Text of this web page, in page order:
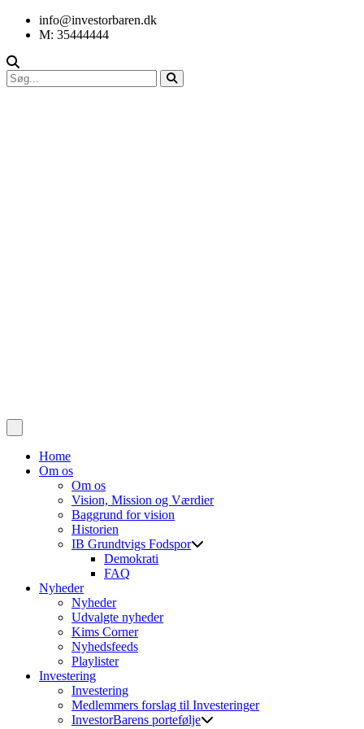
info@investorbaren.dk
M: 35444444
Home
Om os
Om os
Vision, Mission og Værdier
Baggrund for vision
Historien
IB Grundtvigs Fodspor
Demokrati
FAQ
Nyheder
Nyheder
Udvalgte nyheder
Kims Corner
Nyhedsfeeds
Playlister
Investering
Investering
Medlemmers forslag til Investeringer
InvestorBarens portefølje